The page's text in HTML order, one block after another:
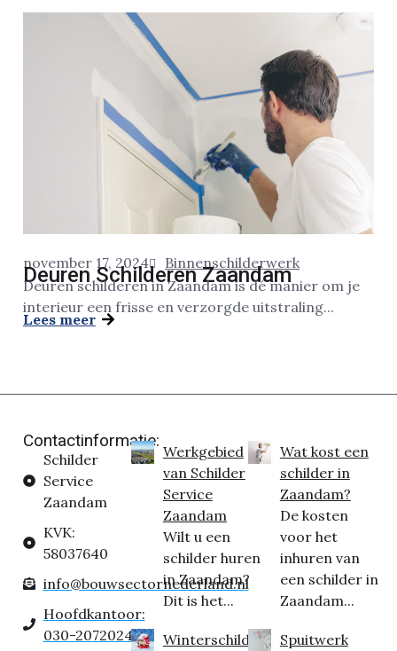
november 17, 2024 Binnenschilderwerk
Deuren Schilderen Zaandam
Deuren schilderen in Zaandam is dé manier om je
interieur een frisse en verzorgde uitstraling...
Lees meer
Contactinformatie:
Schilder
Service
Zaandam
KVK:
58037640
info@bouwsectornederland.nl
Hoofdkantoor:
030-2072024
Werkgebied
van Schilder
Service
Zaandam
Wilt u een
schilder huren
in Zaandam?
Dit is het...
Winterschilder
Wat kost een
schilder in
Zaandam?
De kosten
voor het
inhuren van
een schilder in
Zaandam...
Spuitwerk